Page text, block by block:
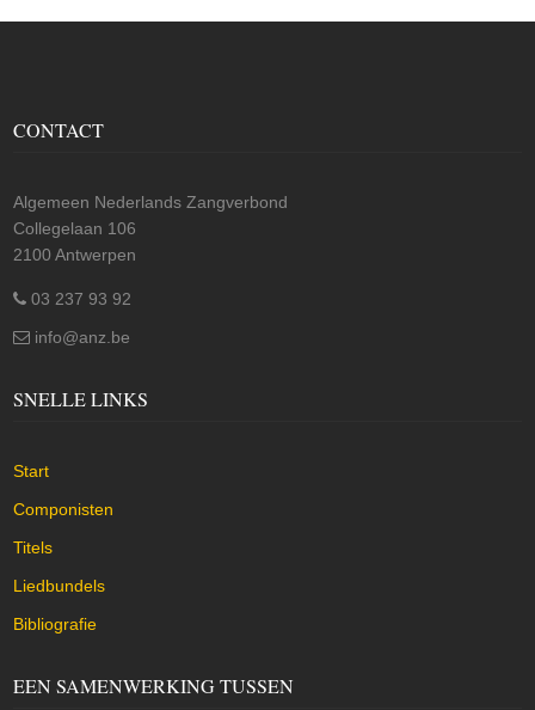
CONTACT
Algemeen Nederlands Zangverbond
Collegelaan 106
2100 Antwerpen
03 237 93 92
info@anz.be
SNELLE LINKS
Start
Componisten
Titels
Liedbundels
Bibliografie
EEN SAMENWERKING TUSSEN